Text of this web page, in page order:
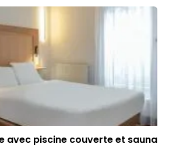
avec piscine couverte et sauna